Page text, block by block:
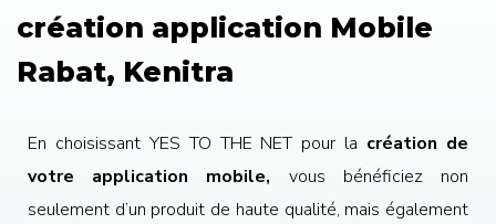
création application Mobile
Rabat, Kenitra
En choisissant YES TO THE NET pour la création de
votre application mobile, vous bénéficiez non
seulement d’un produit de haute qualité, mais également